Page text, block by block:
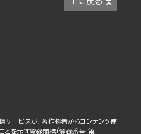
サービスが、著作権者からコンテンツ使
とを示す登録商標(登録番号 第